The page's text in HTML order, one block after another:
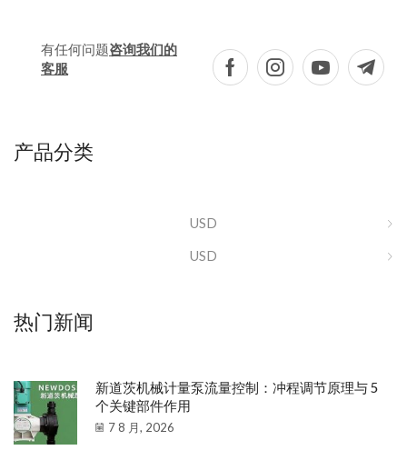
有任何问题咨询我们的
客服
产品分类
USD
USD
热门新闻
新道茨机械计量泵流量控制：冲程调节原理与 5
个关键部件作用
7 8 月, 2026